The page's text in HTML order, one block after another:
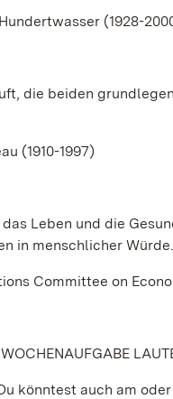
(1928-
die beiden
(1910-1997)
das Leben und die
in menschlicher
Committee on
könntest auch am